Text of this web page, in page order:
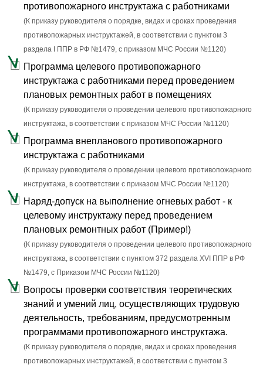
противопожарного инструктажа с работниками
(К приказу руководителя о порядке, видах и сроках проведения
противопожарных инструктажей, в соответствии с пунктом 3
раздела I ППР в РФ №1479, с приказом МЧС России №1120)
Программа целевого противопожарного
инструктажа с работниками перед проведением
плановых ремонтных работ в помещениях
(К приказу руководителя о проведении целевого противопожарного
инструктажа, в соответствии с приказом МЧС России №1120)
Программа внепланового противопожарного
инструктажа с работниками
(К приказу руководителя о проведении целевого противопожарного
инструктажа, в соответствии с приказом МЧС России №1120)
Наряд-допуск на выполнение огневых работ - к
целевому инструктажу перед проведением
плановых ремонтных работ (Пример!)
(К приказу руководителя о проведении целевого противопожарного
инструктажа, в соответствии с пунктом 372 раздела XVI ППР в РФ
№1479, c Приказом МЧС России №1120)
Вопросы проверки соответствия теоретических
знаний и умений лиц, осуществляющих трудовую
деятельность, требованиям, предусмотренным
программами противопожарного инструктажа.
(К приказу руководителя о порядке, видах и сроках проведения
противопожарных инструктажей, в соответствии с пунктом 3